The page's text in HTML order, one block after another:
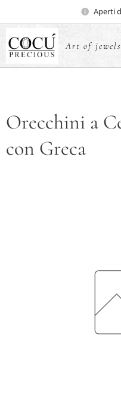
Aperti
Art of jewels
Orecchini a
con Greca